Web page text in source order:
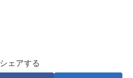
シェアする